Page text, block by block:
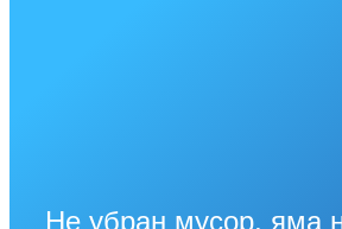
Не убран мусор, яма